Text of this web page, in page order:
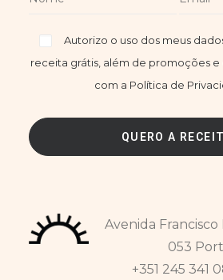
Autorizo o uso dos meus
receita grátis, além de promoções
com a Política de
Avenida Francisco
053
+351 245 341